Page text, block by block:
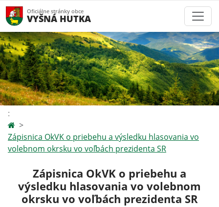
Oficiálne stránky obce
VYŠNÁ HUTKA
:
Zápisnica OkVK o priebehu a výsledku hlasovania vo
volebnom okrsku vo voľbách prezidenta SR
Zápisnica OkVK o priebehu a
výsledku hlasovania vo volebnom
okrsku vo voľbách prezidenta SR